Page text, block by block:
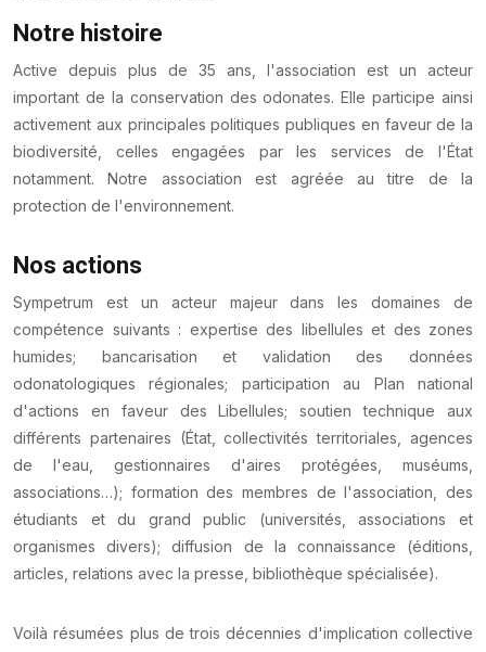
Notre histoire
Active depuis plus de 35 ans, l'association est un acteur
important de la conservation des odonates. Elle participe ainsi
activement aux principales politiques publiques en faveur de la
biodiversité, celles engagées par les services de l'État
notamment. Notre association est agréée au titre de la
protection de l'environnement.
Nos actions
Sympetrum est un acteur majeur dans les domaines de
compétence suivants : expertise des libellules et des zones
humides; bancarisation et validation des données
odonatologiques régionales; participation au Plan national
d'actions en faveur des Libellules; soutien technique aux
différents partenaires (État, collectivités territoriales, agences
de l'eau, gestionnaires d'aires protégées, muséums,
associations…); formation des membres de l'association, des
étudiants et du grand public (universités, associations et
organismes divers); diffusion de la connaissance (éditions,
articles, relations avec la presse, bibliothèque spécialisée).
Voilà résumées plus de trois décennies d'implication collective